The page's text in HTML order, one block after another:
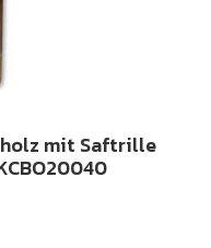
mit Saftrille